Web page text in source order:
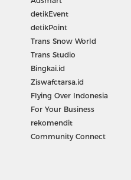
detikEvent
detikPoint
Trans Snow World
Trans Studio
Bingkai.id
Ziswafctarsa.id
Flying Over Indonesia
For Your Business
rekomendit
Community Connect